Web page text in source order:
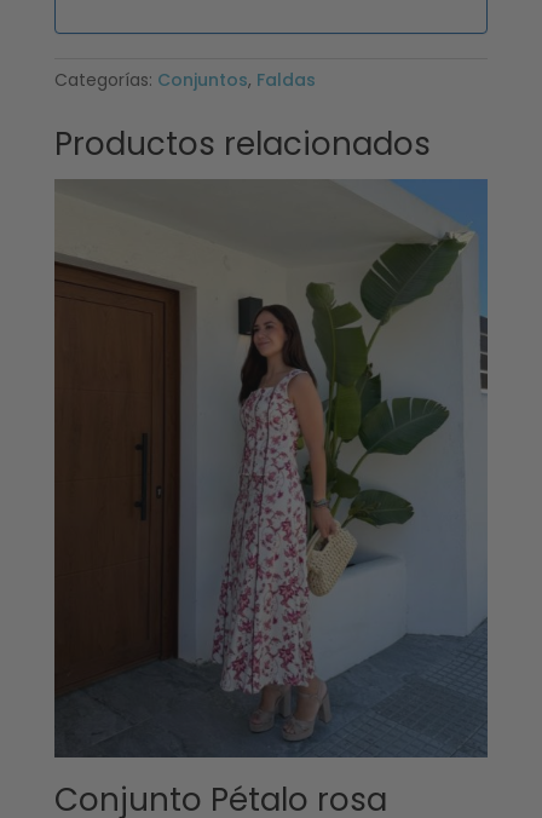
Categorías: Conjuntos, Faldas
Productos relacionados
Conjunto Pétalo rosa